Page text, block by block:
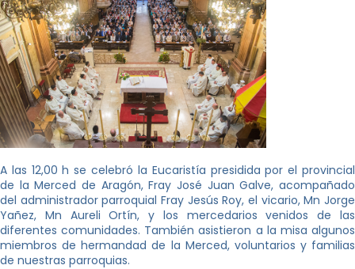
A las 12,00 h se celebró la Eucaristía presidida por el provincial
de la Merced de Aragón, Fray José Juan Galve, acompañado
del administrador parroquial Fray Jesús Roy, el vicario, Mn Jorge
Yañez, Mn Aureli Ortín, y los mercedarios venidos de las
diferentes comunidades. También asistieron a la misa algunos
miembros de hermandad de la Merced, voluntarios y familias
de nuestras parroquias.